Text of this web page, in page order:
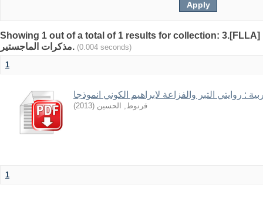
Showing 1 out of a total of 1 results for collection: 3.[FLLA]
مذكرات الماجستير.
(0.004 seconds)
1
: روايتي التبر والفزاعة لابراهيم الكوني انموذجا
قرنوط, الحسين (
2013
)
1